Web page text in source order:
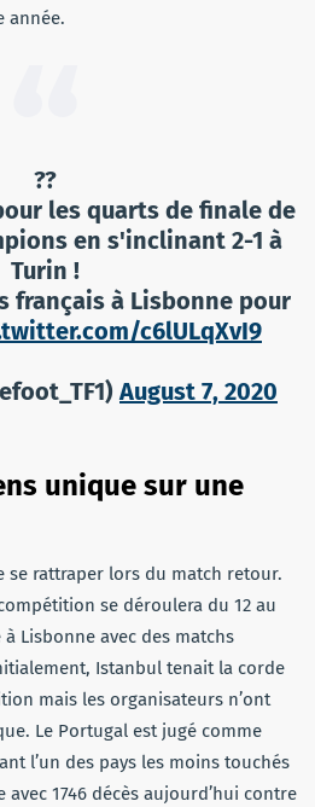
année.
??
les quarts de finale de
en s'inclinant 2-1 à
Turin !
français à Lisbonne pour
c6lULqXvI9
August 7, 2020
unique sur une
se rattraper lors du match retour.
se déroulera du 12 au
Lisbonne avec des matchs
Istanbul tenait la corde
mais les organisateurs n’ont
Le Portugal est jugé comme
l’un des pays les moins touchés
avec 1746 décès aujourd’hui contre